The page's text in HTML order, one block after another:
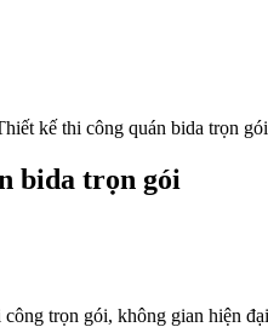
kế thi công quán bida trọn gói
bida trọn gói
trọn gói, không gian hiện